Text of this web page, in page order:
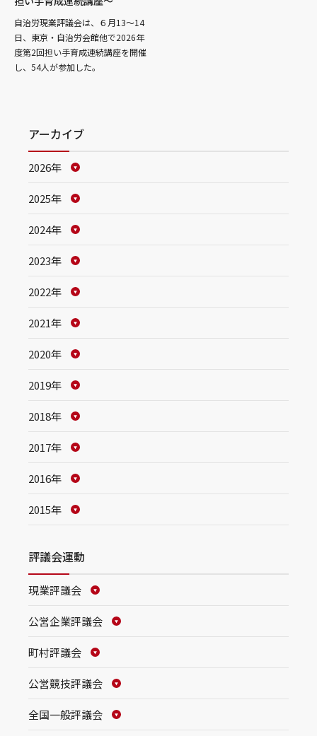
自治労現業評議会は、６月13～14
日、東京・自治労会館他で2026年
度第2回担い手育成連続講座を開催
し、54人が参加した。
アーカイブ
2026年
2025年
2024年
2023年
2022年
2021年
2020年
2019年
2018年
2017年
2016年
2015年
評議会運動
現業評議会
公営企業評議会
町村評議会
公営競技評議会
全国一般評議会